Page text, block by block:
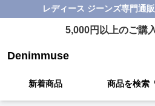
レディース ジーンズ専門通
5,000円以上のご購
Denimmuse
新着商品 商品を検索